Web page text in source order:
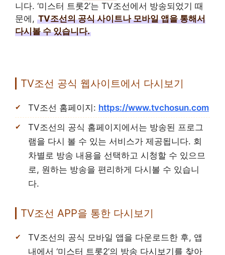
니다. ‘미스터 트롯2’는 TV조선에서 방송되었기 때
문에, TV조선의 공식 사이트나 모바일 앱을 통해서
다시볼 수 있습니다.
TV조선 공식 웹사이트에서 다시보기
TV조선 홈페이지: https://www.tvchosun.com
TV조선의 공식 홈페이지에서는 방송된 프로그
램을 다시 볼 수 있는 서비스가 제공됩니다. 회
차별로 방송 내용을 선택하고 시청할 수 있으므
로, 원하는 방송을 편리하게 다시볼 수 있습니
다.
TV조선 APP을 통한 다시보기
TV조선의 공식 모바일 앱을 다운로드한 후, 앱
내에서 ‘미스터 트롯2’의 방송 다시보기 를 찾아